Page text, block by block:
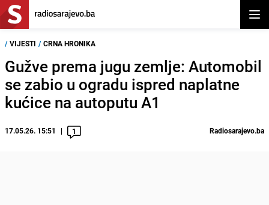
/ VIJESTI / CRNA HRONIKA
Gužve prema jugu zemlje: Automobil
se zabio u ogradu ispred naplatne
kućice na autoputu A1
17.05.26. 15:51 1 Radiosarajevo.ba